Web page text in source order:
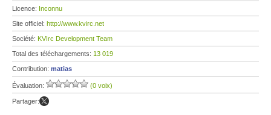
Licence: Inconnu
Site officiel: http://www.kvirc.net
Société: KVIrc Development Team
Total des téléchargements: 13 019
Contribution: matias
Évaluation: (0 voix)
Partager: